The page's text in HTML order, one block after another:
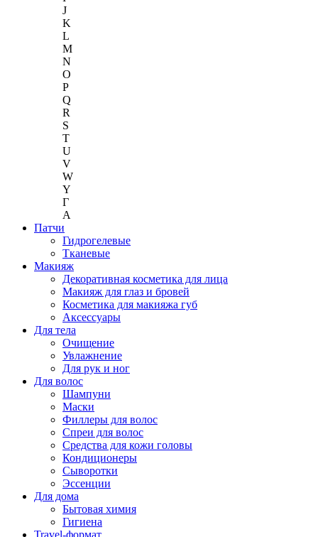
J
K
L
M
N
O
P
Q
R
S
T
U
V
W
Y
Г
A
Патчи
Гидрогелевые
Тканевые
Макияж
Декоративная косметика для лица
Макияж для глаз и бровей
Косметика для макияжа губ
Аксессуары
Для тела
Очищение
Увлажнение
Для рук и ног
Для волос
Шампуни
Маски
Филлеры для волос
Спреи для волос
Средства для кожи головы
Кондиционеры
Сыворотки
Эссенции
Для дома
Бытовая химия
Гигиена
Travel-формат